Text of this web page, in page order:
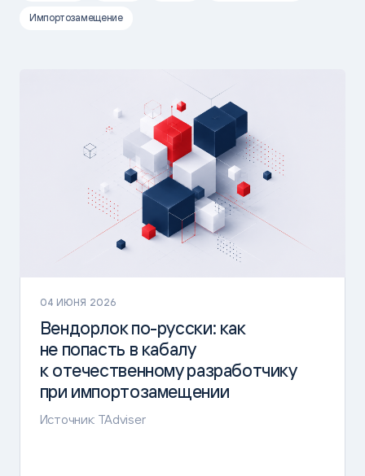
Импортозамещение
04 ИЮНЯ 2026
Вендорлокпо-русски: как
не попасть в кабалу
к отечественному разработчику
при импортозамещении
Источник: TAdviser